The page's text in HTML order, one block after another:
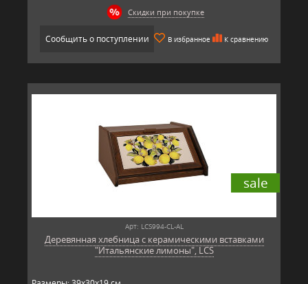
Скидки при покупке
Сообщить о поступлении В избранное К сравнению
sale
Арт: LCS994-CL-AL
Деревянная хлебница с керамическими вставками
"Итальянские лимоны", LCS